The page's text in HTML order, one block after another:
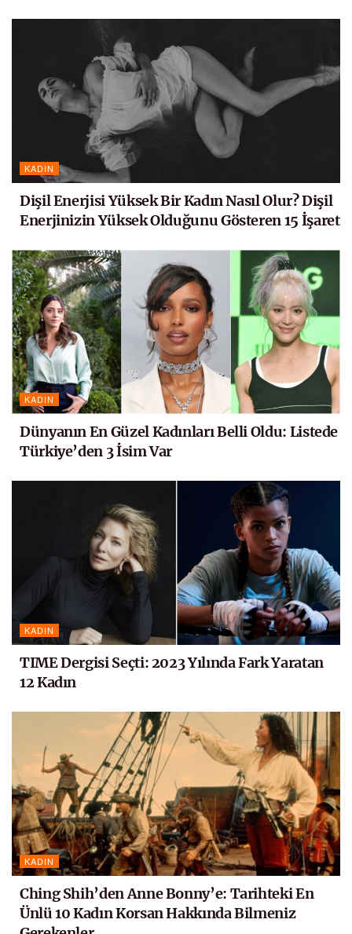
KADIN
Dişil Enerjisi Yüksek Bir Kadın Nasıl Olur? Dişil
Enerjinizin Yüksek Olduğunu Gösteren 15 İşaret
KADIN
Dünyanın En Güzel Kadınları Belli Oldu: Listede
Türkiye’den 3 İsim Var
KADIN
TIME Dergisi Seçti: 2023 Yılında Fark Yaratan
12 Kadın
KADIN
Ching Shih’den Anne Bonny’e: Tarihteki En
Ünlü 10 Kadın Korsan Hakkında Bilmeniz